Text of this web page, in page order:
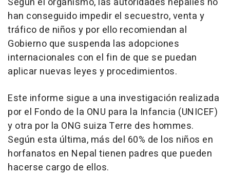
han conseguido impedir el secuestro, venta y
tráfico de niños y por ello recomiendan al
Gobierno que suspenda las adopciones
internacionales con el fin de que se puedan
aplicar nuevas leyes y procedimientos.
Este informe sigue a una investigación realizada
por el Fondo de la ONU para la Infancia (UNICEF)
y otra por la ONG suiza Terre des hommes.
Según esta última, más del 60% de los niños en
horfanatos en Nepal tienen padres que pueden
hacerse cargo de ellos.